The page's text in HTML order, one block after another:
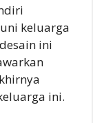
keluarga
ini
ini.